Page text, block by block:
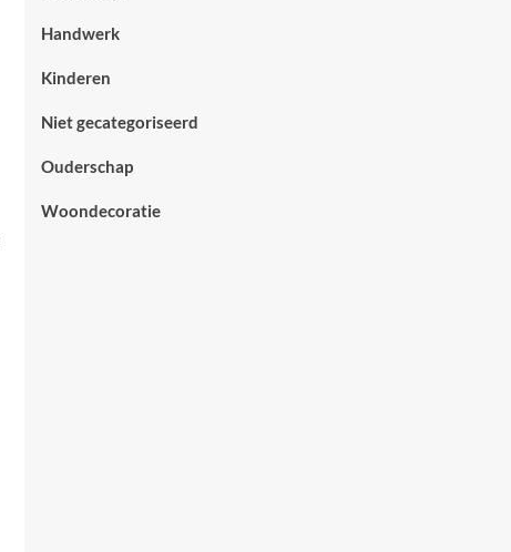
Handwerk
Kinderen
Niet gecategoriseerd
Ouderschap
Woondecoratie